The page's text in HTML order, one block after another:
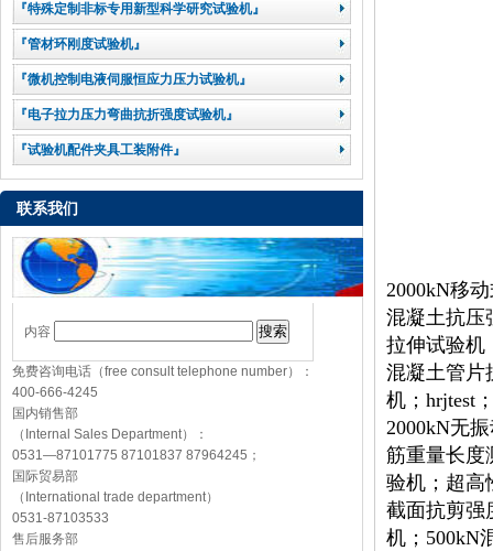
『特殊定制非标专用新型科学研究试验机』
『管材环刚度试验机』
『微机控制电液伺服恒应力压力试验机』
『电子拉力压力弯曲抗折强度试验机』
『试验机配件夹具工装附件』
联系我们
内容
免费咨询电话（free consult telephone number）：
400-666-4245
国内销售部
（Internal Sales Department）：
0531—87101775 87101837 87964245；
国际贸易部
（International trade department）
0531-87103533
售后服务部
2000kN移
混凝土抗压
拉伸试验机
混凝土管片
机；hrjtest
2000kN无
筋重量长度
验机；超高
截面抗剪强
机；500kN